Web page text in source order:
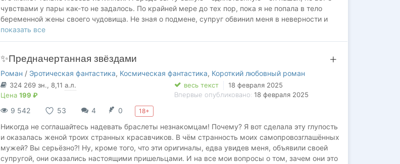
чувствами у пары как-то не задалось. По крайней мере до тех пор, пока я не попала в тело
беременной жены своего чудовища. Не зная о подмене, супруг обвинил меня в неверности и
сослал вместе с сыном в дальнее имение, но трудностями нас не напугать. И почему мой
заколдованный генерал не спешит покидать нас в изгнании?
показать все
✨Предначертанная звёздами
Роман / Эротическая фантастика, Космическая фантастика, Короткий любовный роман
324 269 зн., 8,11 а.л.
Цена 199 ₽
весь текст
18 февраля 2025
Впервые опубликовано: 18 февраля 2025
9 542 53 4 0 18+
Никогда не соглашайтесь надевать браслеты незнакомцам! Почему? Я вот сделала эту глупость
и оказалась женой троих странных красавчиков. В чём странность моих самопровозглашённых
мужей? Вы серьёзно?! Ну, кроме того, что эти оригиналы, едва увидев меня, объявили своей
супругой, они оказались настоящими пришельцами. И на все мои вопросы о том, зачем они это